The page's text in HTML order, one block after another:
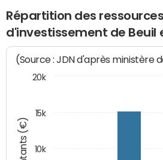
Répartition des ressources
d'investissement de Beuil
(Source : JDN d'après ministère
10k
15k
20k